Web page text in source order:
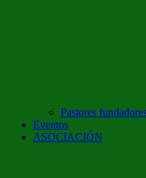
Pastores
Eventos
ASOCIACIÓN